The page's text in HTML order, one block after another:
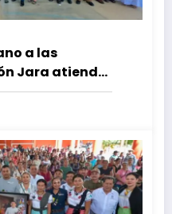
a las
Jara atiende
de San